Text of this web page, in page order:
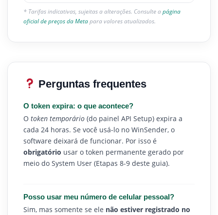
* Tarifas indicativas, sujeitas a alterações. Consulte apágina
oficial de preços da Metapara valores atualizados.
Perguntas frequentes
O token expira: o que acontece?
O token temporário (do painel API Setup) expira a
cada 24 horas. Se você usá-lo no WinSender, o
software deixará de funcionar. Por isso é
obrigatório usar o token permanente gerado por
meio do System User (Etapas 8-9 deste guia).
Posso usar meu número de celular pessoal?
Sim, mas somente se ele não estiver registrado no